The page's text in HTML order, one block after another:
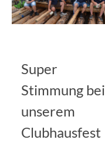
Super
Stimmung bei
unserem
Clubhausfest